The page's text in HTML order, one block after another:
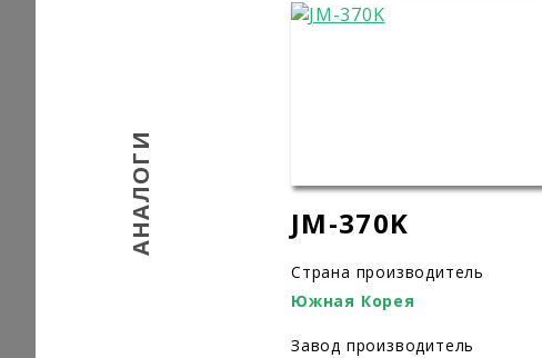
АНАЛОГИ JM-370K
Страна производитель
Южная Корея
Завод производитель